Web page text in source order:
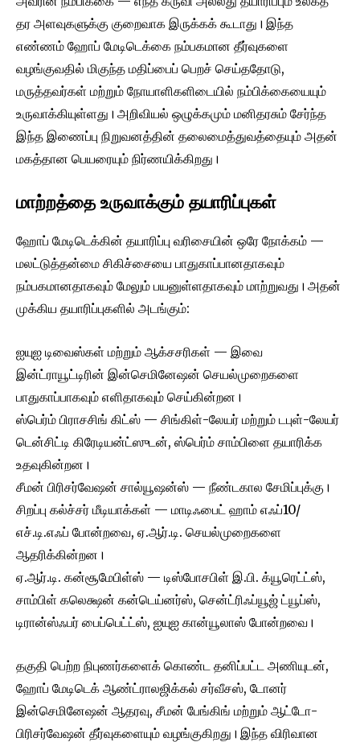
தர அளவுகளுக்கு குறைவாக இருக்கக் கூடாது। இந்த
எண்ணம் ஹோப் மேடிடெக்கை நம்பகமான தீர்வுகளை
வழங்குவதில் மிகுந்த மதிப்பைப் பெறச் செய்ததோடு,
மருத்தவர்கள் மற்றும் நோயாளிகளிடையில் நம்பிக்கையையும்
உருவாக்கியுள்ளது। அறிவியல் ஒழுக்கமும் மனிதரசும் சேர்ந்த
இந்த இணைப்பு நிறுவனத்தின் தலைமைத்துவத்தையும் அதன்
மகத்தான பெயரையும் நிர்ணயிக்கிறது।
மாற்றத்தை உருவாக்கும் தயாரிப்புகள்
ஹோப் மேடிடெக்கின் தயாரிப்பு வரிசையின் ஒரே நோக்கம் —
மலட்டுத்தன்மை சிகிச்சையை பாதுகாப்பானதாகவும்
நம்பகமானதாகவும் மேலும் பயனுள்ளதாகவும் மாற்றுவது। அதன்
முக்கிய தயாரிப்புகளில் அடங்கும்:
ஐயுஐ டிவைஸ்கள் மற்றும் ஆக்சசரிகள் — இவை
இன்ட்ராயூட்டிரின் இன்செமினேஷன் செயல்முறைகளை
பாதுகாப்பாகவும் எளிதாகவும் செய்கின்றன।
ஸ்பெர்ம் பிராசசிங் கிட்ஸ் — சிங்கிள்-லேயர் மற்றும் டபுள்-லேயர்
டென்சிட்டி கிரேடியன்ட்ஸுடன், ஸ்பெர்ம் சாம்பிளை தயாரிக்க
உதவுகின்றன।
சீமன் பிரிசர்வேஷன் சால்யூஷன்ஸ் — நீண்டகால சேமிப்புக்கு।
சிறப்பு கல்ச்சர் மீடியாக்கள் — மாடிஃபைட் ஹாம் எஃப்10/
எச்.டி.எஃப் போன்றவை, ஏ.ஆர்.டி. செயல்முறைகளை
ஆதரிக்கின்றன।
ஏ.ஆர்.டி. கன்சூமேபிள்ஸ் — டிஸ்போசபிள் இ.பி. க்யூரெட்ட்ஸ்,
சாம்பிள் கலெக்ஷன் கன்டெய்னர்ஸ், சென்ட்ரிஃப்யூஜ் ட்யூப்ஸ்,
டிரான்ஸ்ஃபர் பைப்பெட்ட்ஸ், ஐயுஐ கான்யூலாஸ் போன்றவை।
தகுதி பெற்ற நிபுணர்களைக் கொண்ட தனிப்பட்ட அணியுடன்,
ஹோப் மேடிடெக் ஆண்ட்ராலஜிக்கல் சர்வீசஸ், டோனர்
இன்செமினேஷன் ஆதரவு, சீமன் பேங்கிங் மற்றும் ஆட்டோ-
பிரிசர்வேஷன் தீர்வுகளையும் வழங்குகிறது। இந்த விரிவான